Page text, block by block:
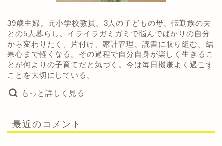
39歳主婦。元小学校教員。3人の子どもの母。転勤族の夫
との5人暮らし。イライラガミガミで悩んでばかりの自分
から変わりたく、片付け、家計管理、読書に取り組む。結
果心まで軽くなる。その過程で自分自身が楽しく生きるこ
とが何よりの子育てだと気づく。今は毎日機嫌よく過ごす
ことを大切にしている。
もっと詳しく見る
最近のコメント